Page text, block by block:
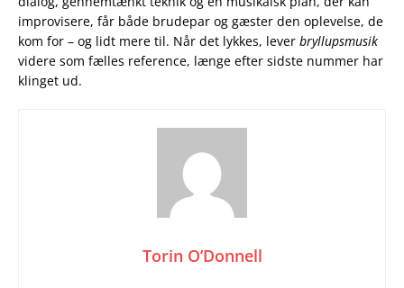
improvisere, får både brudepar og gæster den oplevelse, de
kom for – og lidt mere til. Når det lykkes, lever bryllupsmusik
videre som fælles reference, længe efter sidste nummer har
klinget ud.
Torin O’Donnell